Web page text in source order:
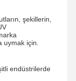
şekillerin,
uymak için.
endüstrilerde